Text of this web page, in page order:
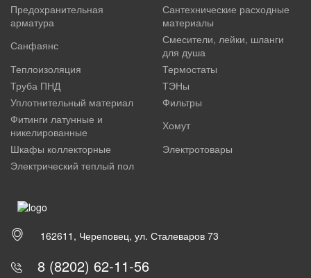
Предохранительная
арматура
Сантехнические расходные
материалы
Санфаянс
Смесители, лейки, шланги
для душа
Теплоизоляция
Термостаты
Труба ПНД
ТЭНы
Уплотнительный материал
Фильтры
Фитинги латунные и
никелированные
Хомут
Шкафы коллекторные
Электротовары
Электрический теплый пол
162611, Череповец, ул. Сталеваров 73
8 (8202) 62-11-56